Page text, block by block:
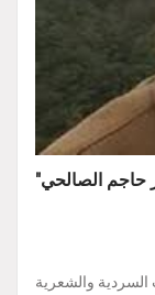
حاجم الصالحي
والشعرية